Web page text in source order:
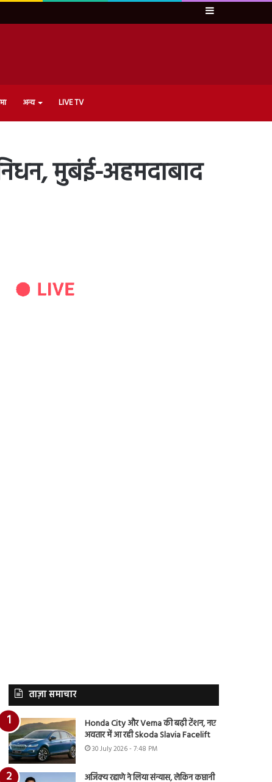
Sidebar
अन्य LIVE TV
निधन, मुबंई-अहमदाबाद
ताज़ा समाचार
Honda City और Verna की बढ़ी टेंशन, नए
अवतार में आ रही Skoda Slavia Facelift
30 July 2026 - 7:48 PM
अजिंक्य रहाणे ने लिया संन्यास, लेकिन कप्तानी